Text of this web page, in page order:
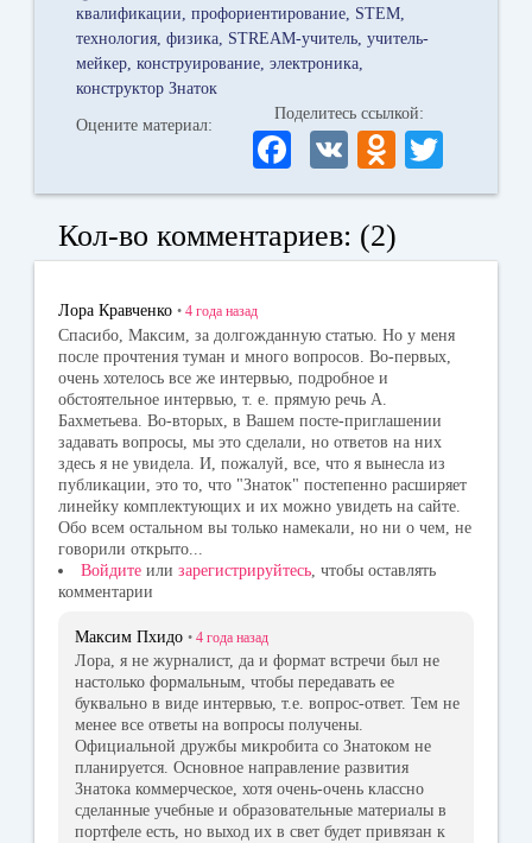
квалификации
профориентирование STEM
технология физика STREAM-учитель учитель-
мейкер конструирование электроника
конструктор Знаток
Оцените материал:
Поделитесь ссылкой:
Fa
ce
bo
ok
V
K
O
dn
la
ni
ki
wi
r
Кол-во комментариев: (2)
Лора Кравченко • 4 года назад
Спасибо, Максим, за долгожданную статью. Но у меня
после прочтения туман и много вопросов. Во-первых,
очень хотелось все же интервью, подробное и
обстоятельное интервью, т. е. прямую речь А.
Бахметьева. Во-вторых, в Вашем посте-приглашении
задавать вопросы, мы это сделали, но ответов на них
здесь я не увидела. И, пожалуй, все, что я вынесла из
публикации, это то, что "Знаток" постепенно расширяет
линейку комплектующих и их можно увидеть на сайте.
Обо всем остальном вы только намекали, но ни о чем, не
говорили открыто...
Войдите или зарегистрируйтесь , чтобы оставлять
комментарии
Максим Пхидо • 4 года назад
Лора, я не журналист, да и формат встречи был не
настолько формальным, чтобы передавать ее
буквально в виде интервью, т.е. вопрос-ответ. Тем не
менее все ответы на вопросы получены.
Официальной дружбы микробита со Знатоком не
планируется. Основное направление развития
Знатока коммерческое, хотя очень-очень классно
сделанные учебные и образовательные материалы в
портфеле есть, но выход их в свет будет привязан к